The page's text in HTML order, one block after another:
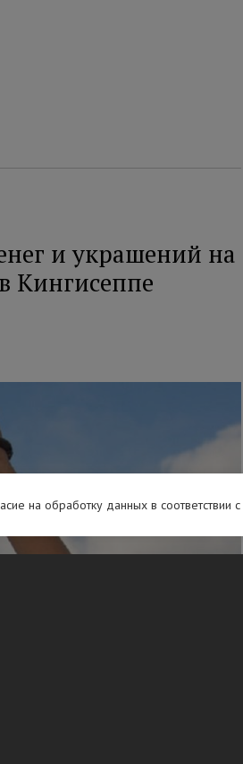
и украшений на
Кингисеппе
на обработку данных в соответствии с